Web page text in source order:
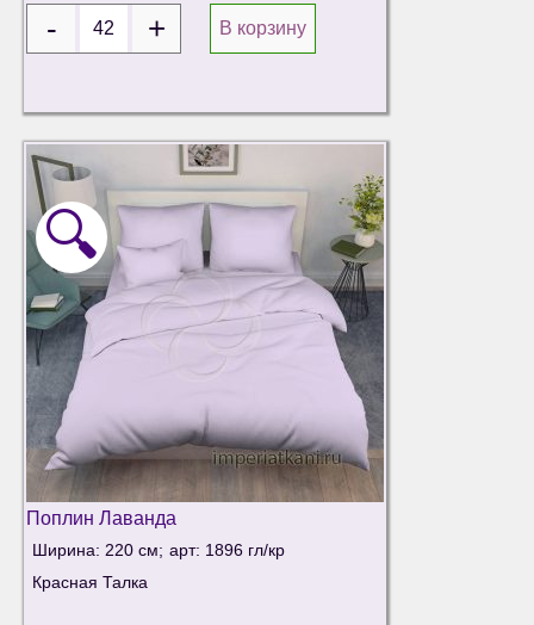
В корзину
🔍
Поплин Лаванда
Ширина: 220 см; арт: 1896 гл/кр
Красная Талка